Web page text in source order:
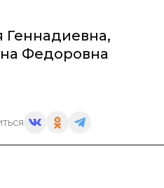
Геннадиевна,
Федоровна